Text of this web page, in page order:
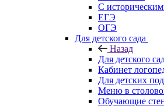
С
ЕГЭ
ОГЭ
Для детского сада
Назад
Для детского
Кабинет
Для детских
Меню в
Обучающие